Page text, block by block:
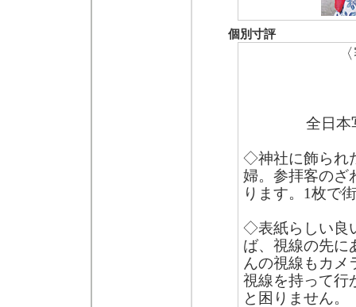
個別寸評
全日
◇神社に飾られ
婦。参拝客のざ
ります。1枚で
◇表紙らしい良
ば、視線の先に
んの視線もカメ
視線を持って行
と困りません。